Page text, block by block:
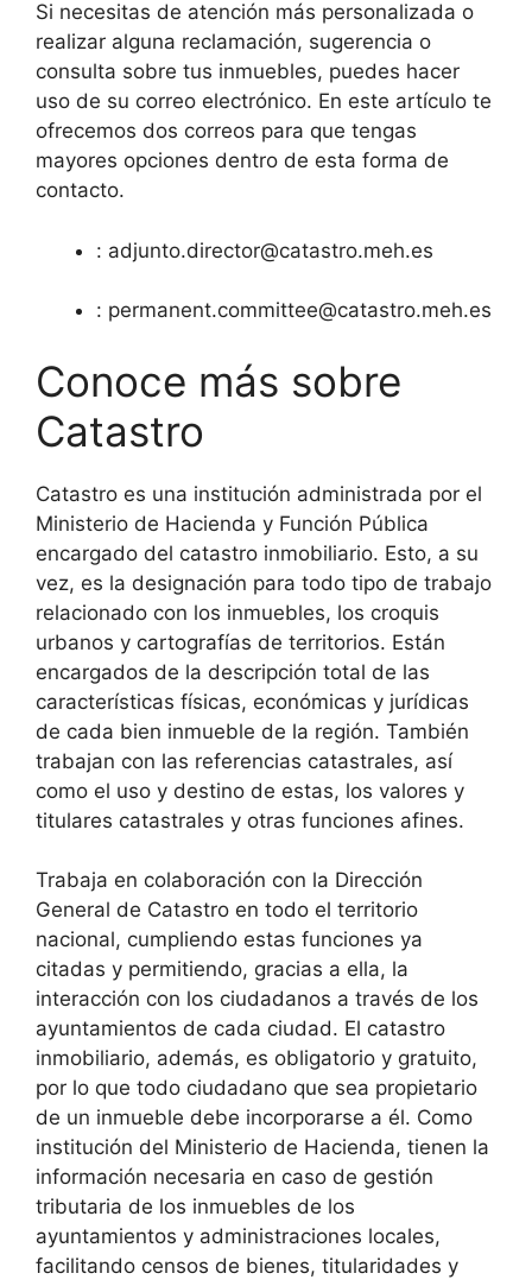
Si necesitas de atención más personalizada o
realizar alguna reclamación, sugerencia o
consulta sobre tus inmuebles, puedes hacer
uso de su correo electrónico. En este artículo te
ofrecemos dos correos para que tengas
mayores opciones dentro de esta forma de
contacto.
: adjunto.director@catastro.meh.es
: permanent.committee@catastro.meh.es
Conoce más sobre
Catastro
Catastro es una institución administrada por el
Ministerio de Hacienda y Función Pública
encargado del catastro inmobiliario. Esto, a su
vez, es la designación para todo tipo de trabajo
relacionado con los inmuebles, los croquis
urbanos y cartografías de territorios. Están
encargados de la descripción total de las
características físicas, económicas y jurídicas
de cada bien inmueble de la región. También
trabajan con las referencias catastrales, así
como el uso y destino de estas, los valores y
titulares catastrales y otras funciones afines.
Trabaja en colaboración con la Dirección
General de Catastro en todo el territorio
nacional, cumpliendo estas funciones ya
citadas y permitiendo, gracias a ella, la
interacción con los ciudadanos a través de los
ayuntamientos de cada ciudad. El catastro
inmobiliario, además, es obligatorio y gratuito,
por lo que todo ciudadano que sea propietario
de un inmueble debe incorporarse a él. Como
institución del Ministerio de Hacienda, tienen la
información necesaria en caso de gestión
tributaria de los inmuebles de los
ayuntamientos y administraciones locales,
facilitando censos de bienes, titularidades y